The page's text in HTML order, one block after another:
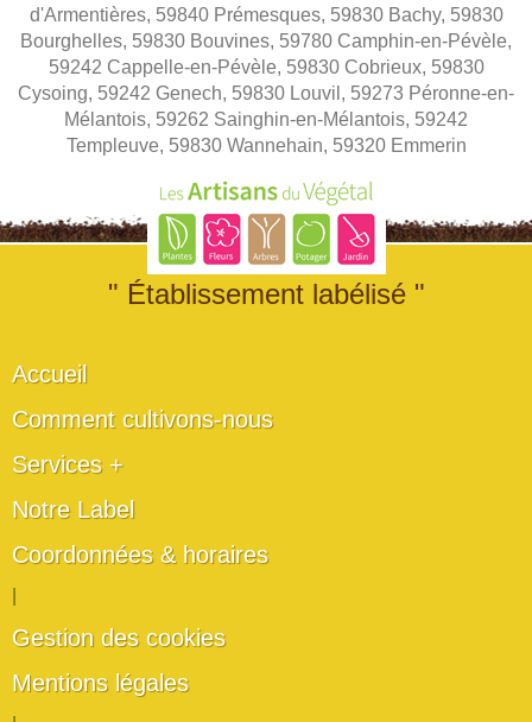
d'Armentières, 59840 Prémesques, 59830 Bachy, 59830
Bourghelles, 59830 Bouvines, 59780 Camphin-en-Pévèle,
59242 Cappelle-en-Pévèle, 59830 Cobrieux, 59830
Cysoing, 59242 Genech, 59830 Louvil, 59273 Péronne-en-
Mélantois, 59262 Sainghin-en-Mélantois, 59242
Templeuve, 59830 Wannehain, 59320 Emmerin
" Établissement labélisé "
Accueil
Comment cultivons-nous
Services +
Notre Label
Coordonnées & horaires
Gestion des cookies
Mentions légales